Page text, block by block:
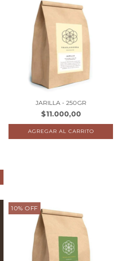
JARILLA - 250GR
$11.000,00
10% OFF